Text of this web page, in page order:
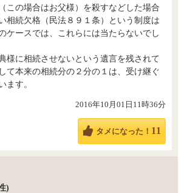
この場合はお父様）を殺すなどした場合
相続欠格（民法８９１条）という制度は
ケースでは、これらには当たらないでし
様に相続させないという遺言を残されて
て本来の相続分の２分の１は、受け継ぐ
ます。
2016年10月01日11時36分
タメになった！ 11
)